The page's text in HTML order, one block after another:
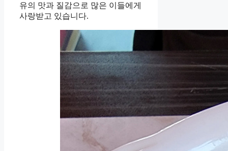
유의 맛과 질감으로 많은 이들에게
사랑받고 있습니다.